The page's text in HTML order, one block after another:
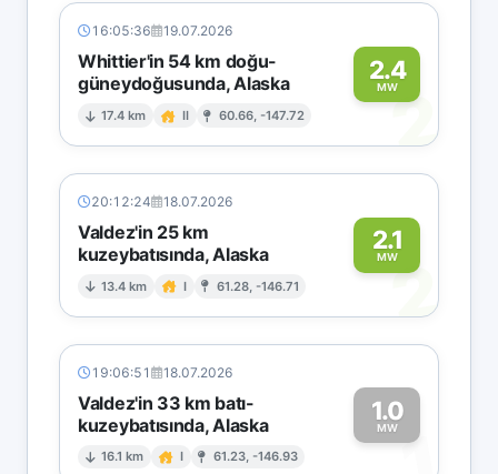
16:05:36 19.07.2026
Whittier'in 54 km doğu-
güneydoğusunda, Alaska
17.4 km II 60.66, -147.72
2.4
MW2
20:12:24 18.07.2026
Valdez'in 25 km
kuzeybatısında, Alaska
13.4 km I 61.28, -146.71
2.1
MW
2
19:06:51 18.07.2026
Valdez'in 33 km batı-
kuzeybatısında, Alaska
16.1 km I 61.23, -146.93
1.0
MW